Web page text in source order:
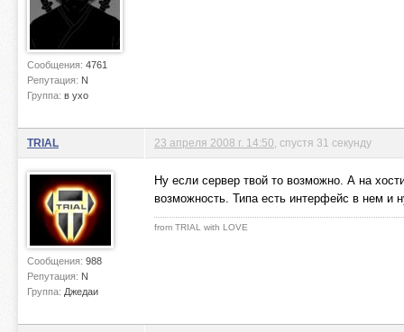
Сообщения: 4761
Репутация: N
Группа: в ухо
TRIAL
Сообщения: 988
Репутация: N
Группа: Джедаи
23 апреля 2008 г. 14:50 , спустя 31 секунду
Ну если сервер твой то возможно. А на
возможность. Типа есть интерфейс в нем и
from TRIAL with LOVE